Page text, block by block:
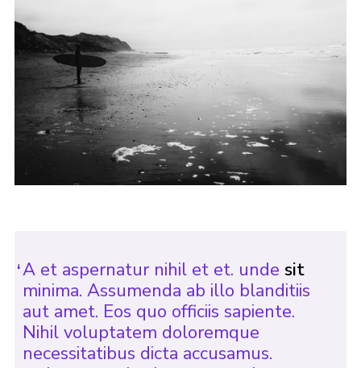
A et aspernatur nihil et et. unde sit
minima. Assumenda ab illo blanditiis
aut amet. Eos quo officiis sapiente.
Nihil voluptatem doloremque
necessitatibus dicta accusamus.